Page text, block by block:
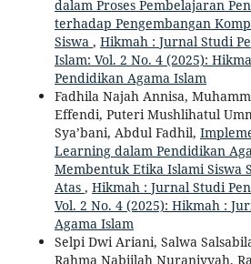
dalam Proses Pembelajaran
terhadap Pengembangan
Siswa , Hikmah : Jurnal Studi
Islam: Vol. 2 No. 4 (2025):
Pendidikan Agama Islam
Fadhila Najah Annisa,
Effendi, Puteri Mushlihatul
Sya’bani, Abdul Fadhil,
Learning dalam Pendidikan
Membentuk Etika Islami Siswa
Atas , Hikmah : Jurnal Studi
Vol. 2 No. 4 (2025): Hikmah :
Agama Islam
Selpi Dwi Ariani, Salwa
Rahma Nabiilah Nuraniyyah,